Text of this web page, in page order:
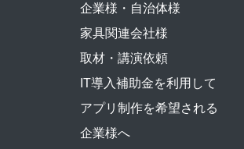
企業様・自治体様
家具関連会社様
取材・講演依頼
IT導入補助金を利用して
アプリ制作を希望される
企業様へ